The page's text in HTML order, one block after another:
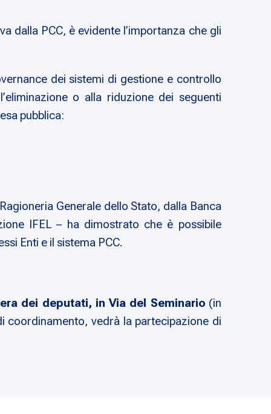
dalla PCC, è evidente l’importanza che gli
dei sistemi di gestione e controllo
o alla riduzione dei seguenti
pubblica:
Generale dello Stato, dalla Banca
IFEL – ha dimostrato che è possibile
Enti e il sistema PCC.
dei deputati, in Via del Seminario (in
coordinamento, vedrà la partecipazione di